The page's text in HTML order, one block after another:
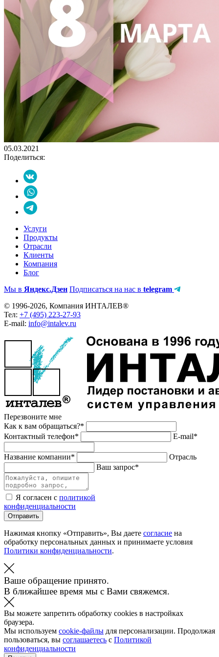
05.03.2021
Поделиться:
Услуги
Продукты
Отрасли
Клиенты
Компания
Блог
Мы в Яндекс.Дзен Подписаться на нас в telegram
© 1996-2026, Компания ИНТАЛЕВ®
Тел: +7 (495) 223-27-93
E-mail: info@intalev.ru
Перезвоните мне
Как к вам обращаться?*
Контактный телефон*
E-mail*
Название компании*
Отрасль
Ваш запрос*
Я согласен с политикой
конфиденциальности
Отправить
Нажимая кнопку «Отправить», Вы даете согласие на
обработку персональных данных и принимаете условия
Политики конфиденциальности.
Ваше обращение принято.
В ближайшее время мы с Вами свяжемся.
Вы можете запретить обработку cookies в настройках
браузера.
Мы используем cookie-файлы для персонализации. Продолжая
пользоваться, вы соглашаетесь с Политикой
конфиденциальности